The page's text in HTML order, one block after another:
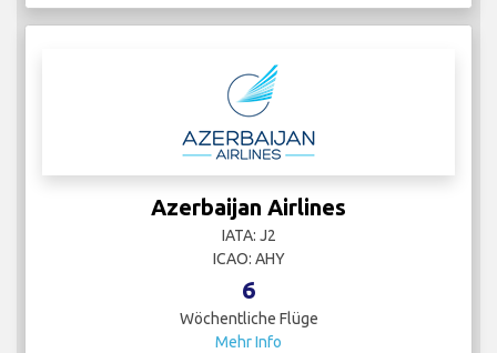
Azerbaijan Airlines
IATA: J2
ICAO: AHY
6
Wöchentliche Flüge
Mehr Info